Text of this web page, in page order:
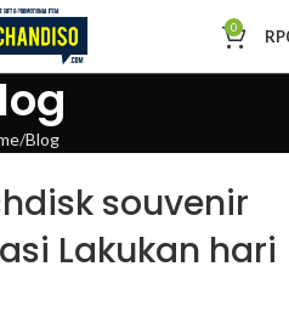
0 RP
Blog
souvenir
Lakukan hari